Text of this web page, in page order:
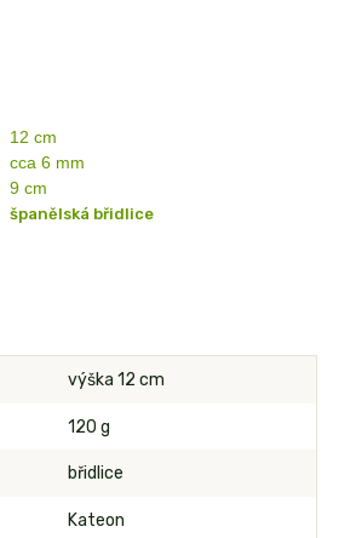
12 cm
cca 6 mm
9 cm
španělská břidlice
výška 12 cm
120 g
břidlice
Kateon